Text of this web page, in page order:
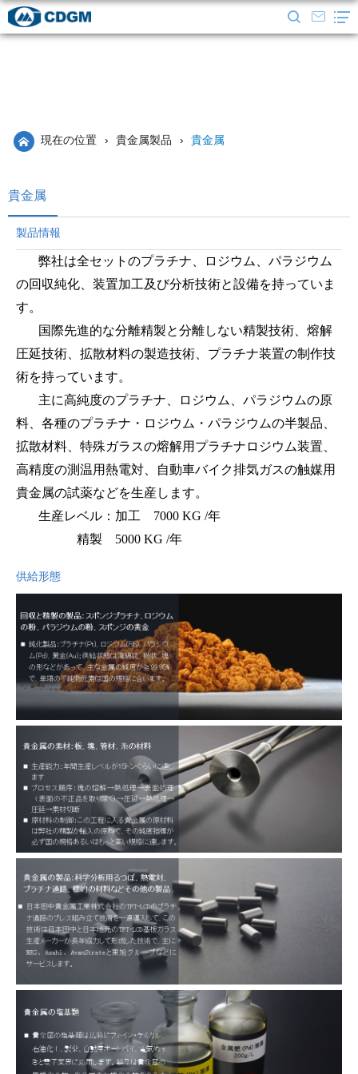
現在の位置 › 貴金属製品 › 貴金属
貴金属
製品情報
弊社は全セットのプラチナ、ロジウム、パラジウム
の回収純化、装置加工及び分析技術と設備を持っていま
す。
国際先進的な分離精製と分離しない精製技術、熔解
圧延技術、拡散材料の製造技術、プラチナ装置の制作技
術を持っています。
主に高純度のプラチナ、ロジウム、パラジウムの原
料、各種のプラチナ・ロジウム・パラジウムの半製品、
拡散材料、特殊ガラスの熔解用プラチナロジウム装置、
高精度の測温用熱電対、自動車バイク排気ガスの触媒用
貴金属の試薬などを生産します。
生産レベル：加工 7000 KG /年
精製 5000 KG /年
供給形態